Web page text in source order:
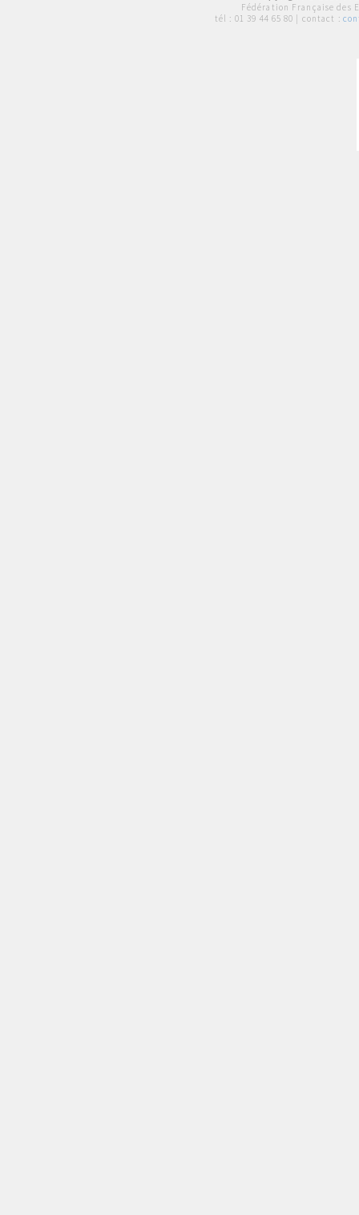
Fédération Française des
tél : 01 39 44 65 80 | contact :